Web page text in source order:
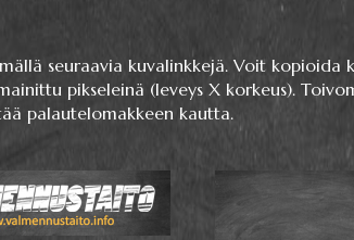
seuraavia kuvalinkkejä. Voit kopioida
pikseleinä (leveys X korkeus).
palautelomakkeen kautta.